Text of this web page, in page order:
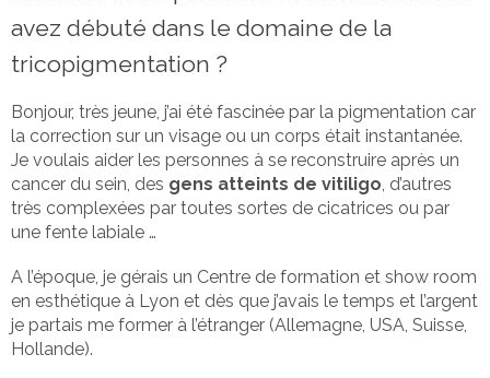
avez débuté dans le domaine de la
tricopigmentation ?
Bonjour, très jeune, j’ai été fascinée par la pigmentation car
la correction sur un visage ou un corps était instantanée.
Je voulais aider les personnes à se reconstruire après un
cancer du sein, des gens atteints de vitiligo, d’autres
très complexées par toutes sortes de cicatrices ou par
une fente labiale …
A l’époque, je gérais un Centre de formation et show room
en esthétique à Lyon et dès que j’avais le temps et l’argent
je partais me former à l’étranger (Allemagne, USA, Suisse,
Hollande).